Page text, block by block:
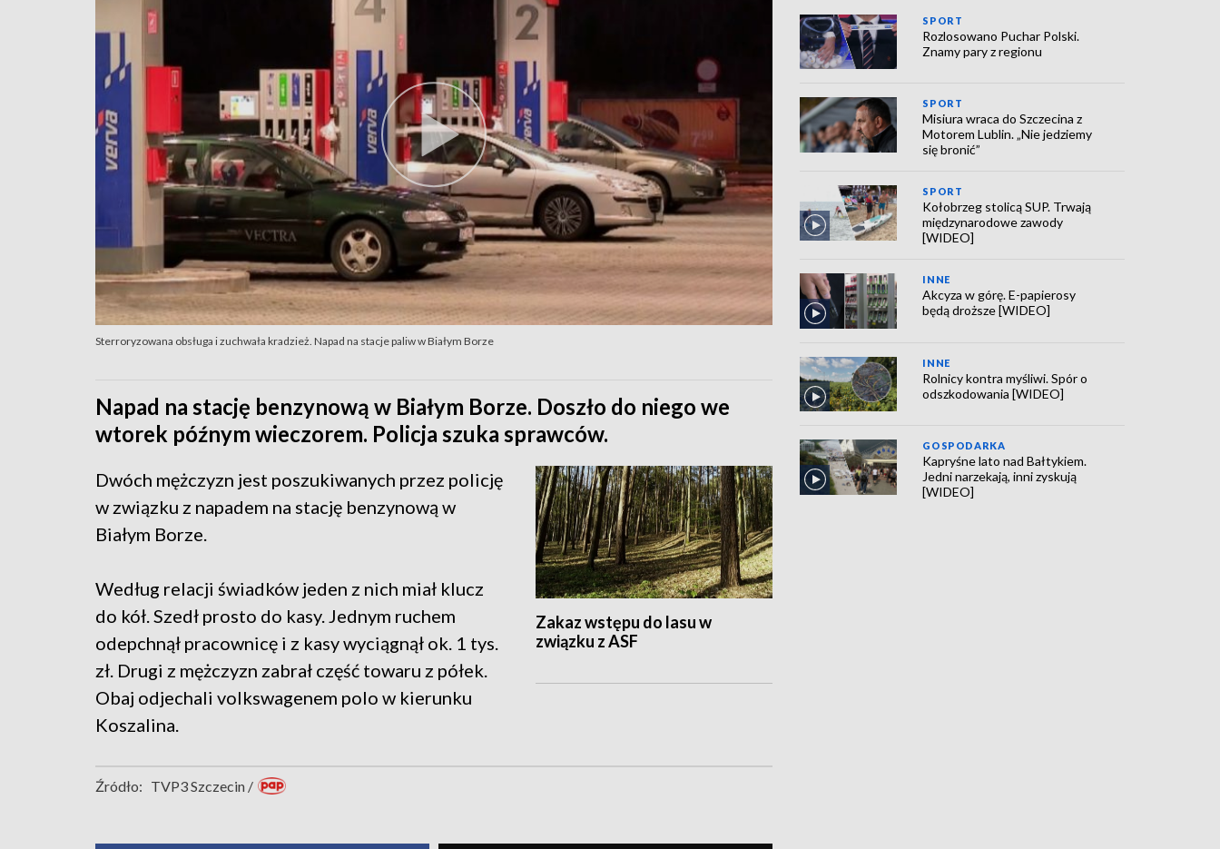
Sterroryzowana obsługa i zuchwała kradzież. Napad na stacje paliw w Białym Borze
Napad na stację benzynową w Białym Borze. Doszło do niego we
wtorek późnym wieczorem. Policja szuka sprawców.
Zakaz wstępu do lasu w
związku z ASF
Dwóch mężczyzn jest poszukiwanych przez policję
w związku z napadem na stację benzynową w
Białym Borze.
Według relacji świadków jeden z nich miał klucz
do kół. Szedł prosto do kasy. Jednym ruchem
odepchnął pracownicę i z kasy wyciągnął ok. 1 tys.
zł. Drugi z mężczyzn zabrał część towaru z półek.
Obaj odjechali volkswagenem polo w kierunku
Koszalina.
Źródło: TVP3 Szczecin /
SPORT
Rozlosowano Puchar Polski.
Znamy pary z regionu
SPORT
Misiura wraca do Szczecina z
Motorem Lublin. „Nie jedziemy
się bronić”
SPORT
Kołobrzeg stolicą SUP. Trwają
międzynarodowe zawody
[WIDEO]
INNE
Akcyza w górę. E-papierosy
będą droższe [WIDEO]
INNE
Rolnicy kontra myśliwi. Spór o
odszkodowania [WIDEO]
GOSPODARKA
Kapryśne lato nad Bałtykiem.
Jedni narzekają, inni zyskują
[WIDEO]